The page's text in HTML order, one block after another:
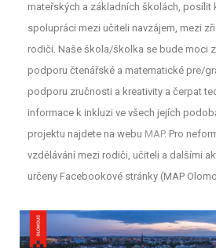
mateřských a základních školách, posílit
spolupráci mezi učiteli navzájem, mezi
rodiči. Naše škola/školka se bude moci
podporu čtenářské a matematické pre/
podporu zručnosti a kreativity a čerpat
informace k inkluzi ve všech jejích
projektu najdete na webu MAP. Pro
vzdělávání mezi rodiči, učiteli a dalšími
určeny Facebookové stránky (MAP